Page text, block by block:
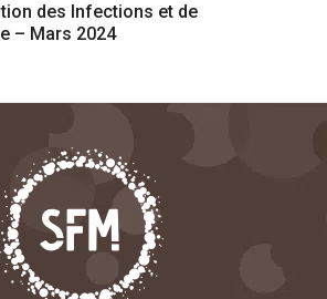
des Infections et de
– Mars 2024